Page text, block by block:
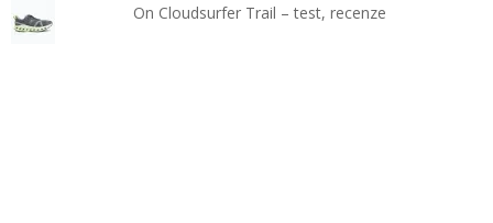
On Cloudsurfer Trail – test, recenze